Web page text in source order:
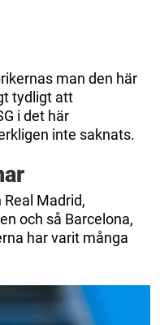
man den här
tydligt att
i det här
inte saknats.
Madrid,
och så Barcelona,
har varit många